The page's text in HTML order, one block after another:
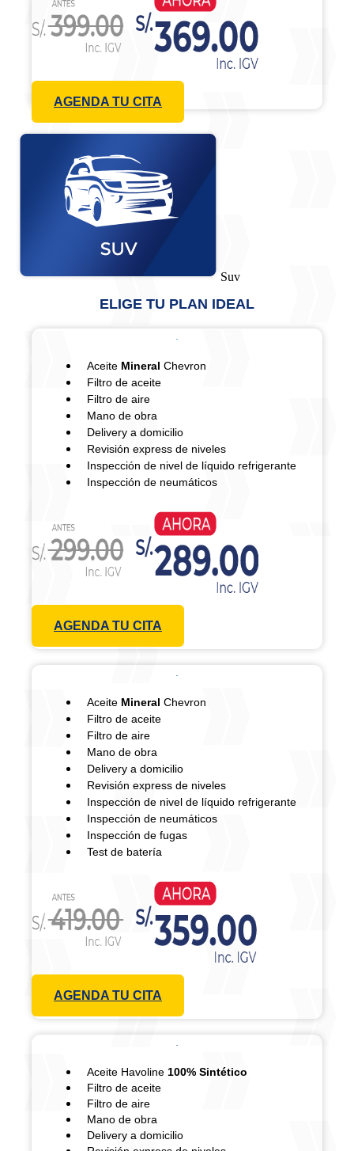
AGENDA TU CITA
Suv
ELIGE TU PLAN IDEAL
Aceite Mineral Chevron
Filtro de aceite
Filtro de aire
Mano de obra
Delivery a domicilio
Revisión express de niveles
Inspección de nivel de líquido refrigerante
Inspección de neumáticos
AGENDA TU CITA
Aceite Mineral Chevron
Filtro de aceite
Filtro de aire
Mano de obra
Delivery a domicilio
Revisión express de niveles
Inspección de nivel de líquido refrigerante
Inspección de neumáticos
Inspección de fugas
Test de batería
AGENDA TU CITA
Aceite Havoline 100% Sintético
Filtro de aceite
Filtro de aire
Mano de obra
Delivery a domicilio